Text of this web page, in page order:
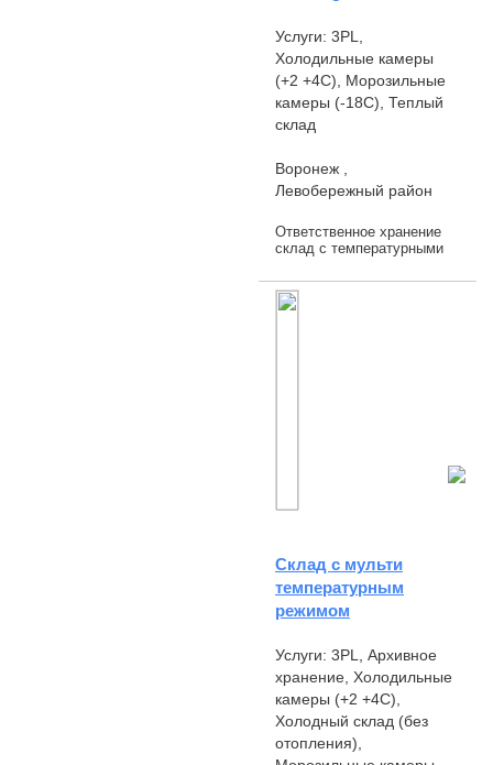
Услуги: 3PL,
Холодильные камеры
(+2 +4С), Морозильные
камеры (-18С), Теплый
склад
Воронеж ,
Левобережный район
Ответственное хранение
склад с температурными
кросс-докинг, складские
услуги, грузоперевозки
Koмпания АBG lоgistiсs
Склад с мульти
температурным
режимом
Услуги: 3PL, Архивное
хранение, Холодильные
камеры (+2 +4С),
Холодный склад (без
отопления),